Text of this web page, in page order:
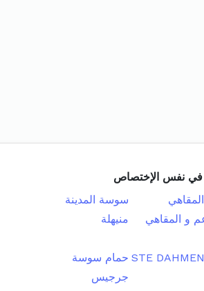
نفس الإختصاص
سوسة المدينة
و المقاهي
منيهلة
STE حمام سوسة
جرجيس